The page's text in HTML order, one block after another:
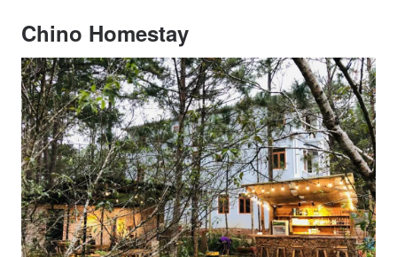
Chino Homestay